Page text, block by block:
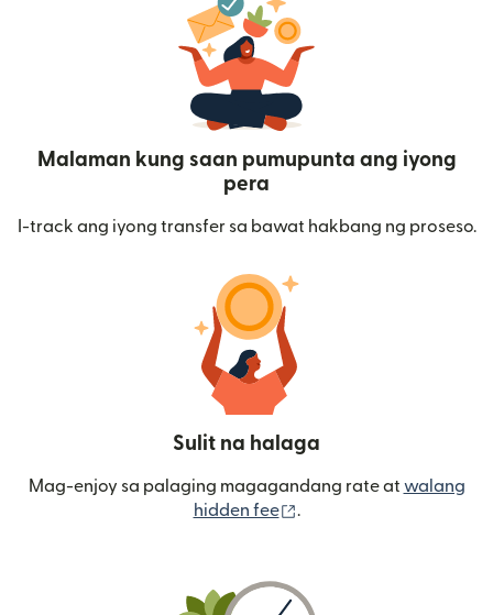
Malaman kung saan pumupunta ang iyong
pera
I-track ang iyong transfer sa bawat hakbang ng proseso.
Sulit na halaga
Mag-enjoy sa palaging magagandang rate at walang
hidden fee
.